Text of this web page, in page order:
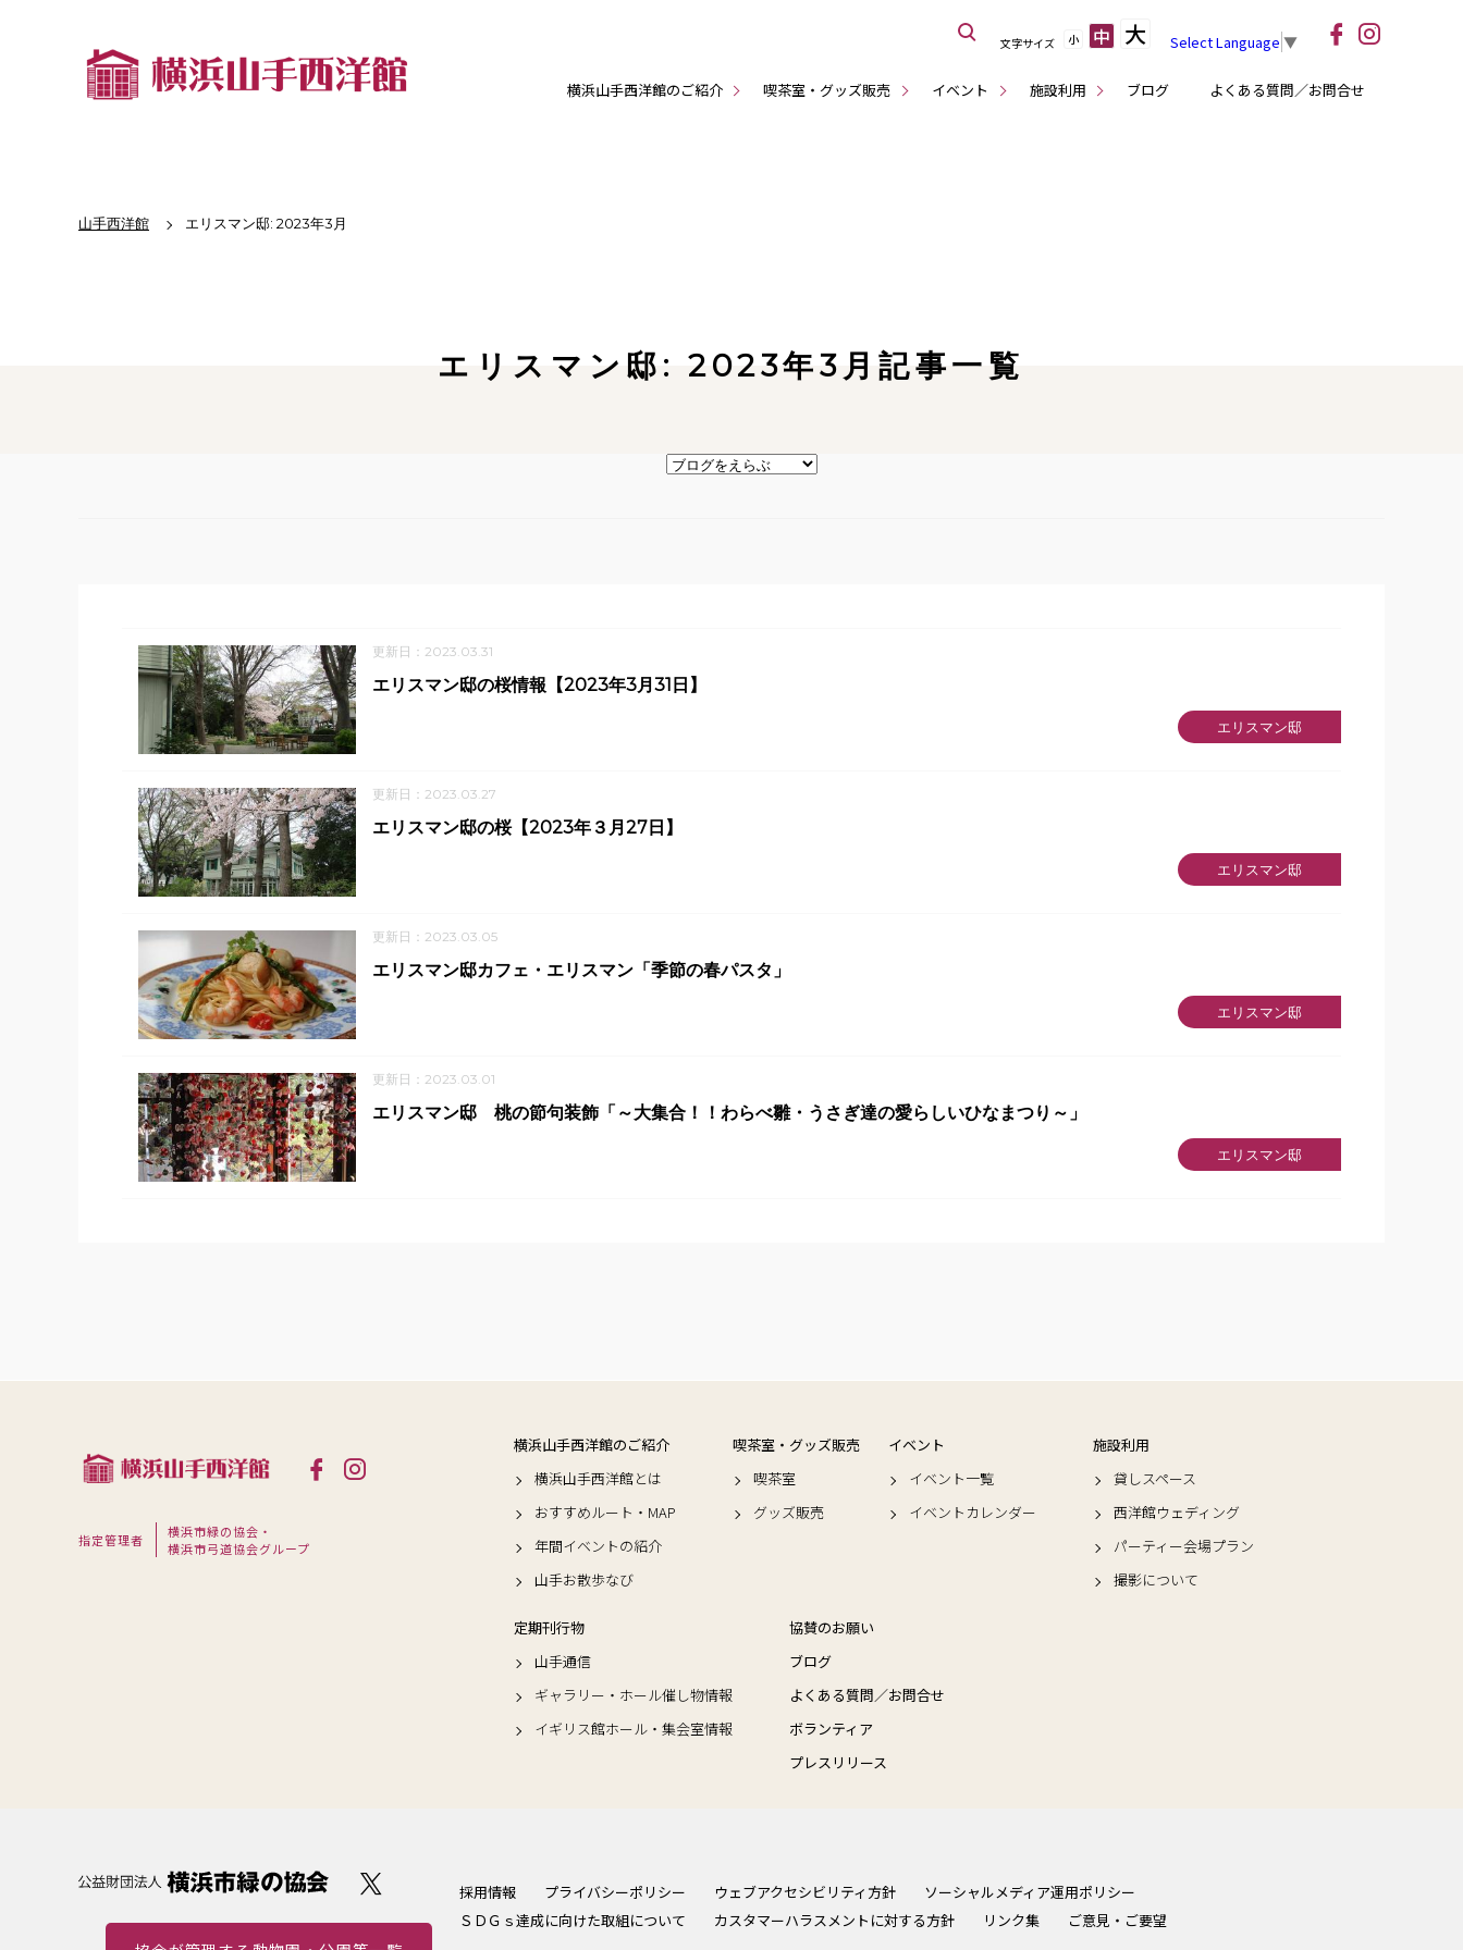
横浜山手西洋館のご紹介 喫茶室・グッズ販売 イベント 施設利用 ブログ よくある質問／お問合せ
文字サイズ 小 中 大 Select Language ▼
山手西洋館 エリスマン邸: 2023年3月
エリスマン邸: 2023年3月記事一覧
更新日：2023.03.31
エリスマン邸
エリスマン邸の桜情報【2023年3月31日】
更新日：2023.03.27
エリスマン邸
エリスマン邸の桜【2023年３月27日】
更新日：2023.03.05
エリスマン邸
エリスマン邸カフェ・エリスマン「季節の春パスタ」
更新日：2023.03.01
エリスマン邸
エリスマン邸 桃の節句装飾「～大集合！！わらべ雛・うさぎ達の愛らしいひなまつり～」
指定管理者
横浜市緑の協会・
横浜市弓道協会グループ
横浜山手西洋館のご紹介
横浜山手西洋館とは
おすすめルート・MAP
年間イベントの紹介
山手お散歩なび
喫茶室・グッズ販売
喫茶室
グッズ販売
イベント
イベント一覧
イベントカレンダー
施設利用
貸しスペース
西洋館ウェディング
パーティー会場プラン
撮影について
定期刊行物
山手通信
ギャラリー・ホール催し物情報
イギリス館ホール・集会室情報
協賛のお願い
ブログ
よくある質問／お問合せ
ボランティア
プレスリリース
採用情報 プライバシーポリシー ウェブアクセシビリティ方針
ソーシャルメディア運用ポリシー
ＳＤＧｓ達成に向けた取組について
カスタマーハラスメントに対する方針 リンク集 ご意見・ご要望